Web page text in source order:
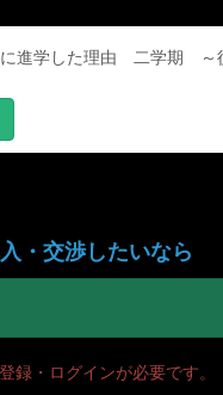
に進学した理由 二学期
・交渉したいなら
録・ログインが必要です。